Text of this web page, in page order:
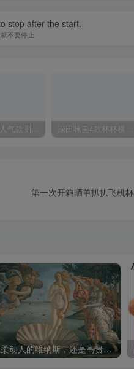
stop after the start.
不要停止
对子哈特的人气款测评，推荐！ 深田咏美4款杯杯横向对比评测
第一次开箱晒单扒扒飞机
温柔动人的维纳斯，还是高贵傲慢的大魔王——日本tomax venus系列（soft）名器测评 四星推荐[db:副标题]